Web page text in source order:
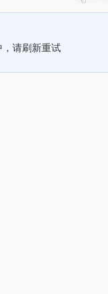
，请刷新重试